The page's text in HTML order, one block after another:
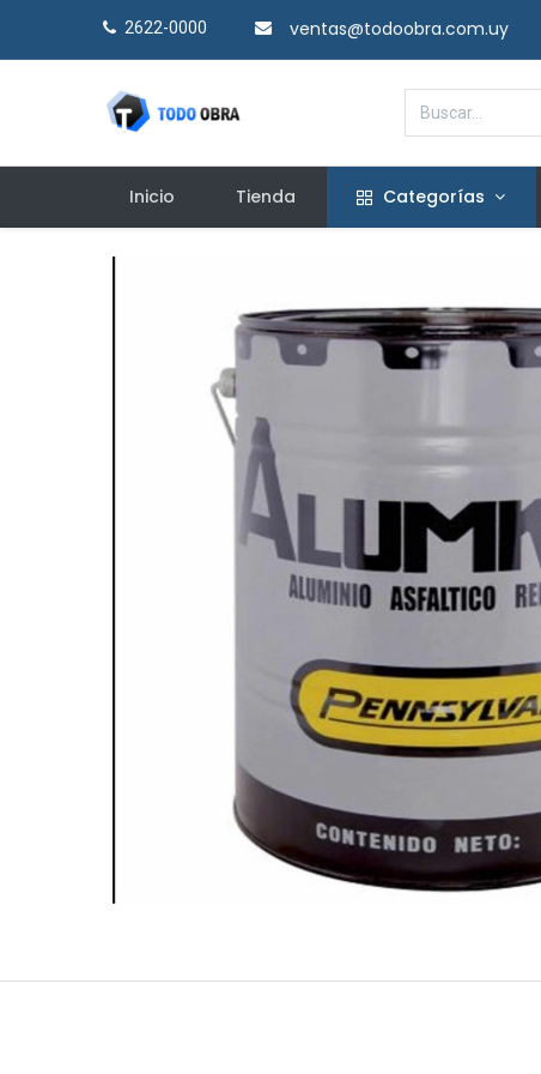
2622-0000​ ventas@todoobra.com.uy
Inicio Tienda Categorías